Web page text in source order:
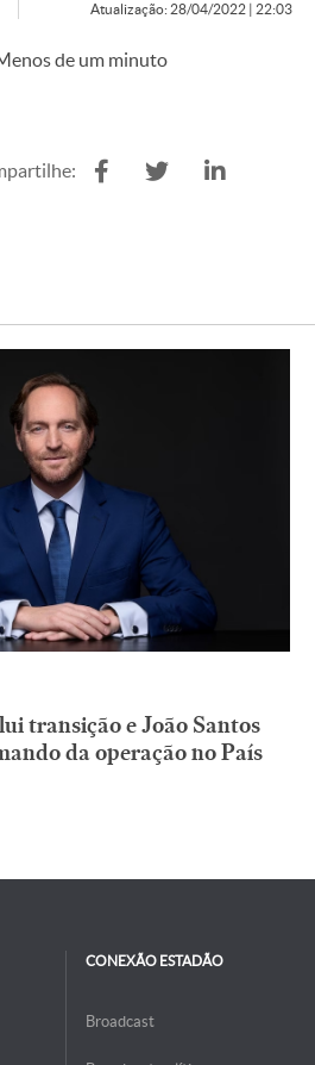
Atualização: 28/04/2022 | 22:03
de um minuto
transição e João Santos
da operação no País
CONEXÃO ESTADÃO
Broadcast